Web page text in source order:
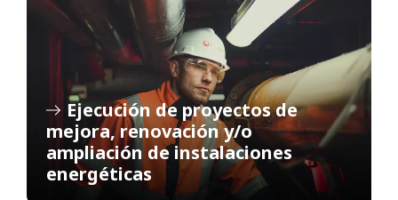
Ejecución de proyectos de
mejora, renovación y/o
ampliación de instalaciones
energéticas